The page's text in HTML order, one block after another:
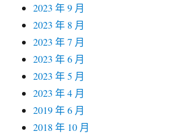
2023 年 9 月
2023 年 8 月
2023 年 7 月
2023 年 6 月
2023 年 5 月
2023 年 4 月
2019 年 6 月
2018 年 10 月